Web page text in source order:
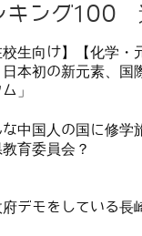
キング100
校生向け】【化学
日本初の新元素、
」
な中国人の国に修学
育委員会？
府デモをしている長